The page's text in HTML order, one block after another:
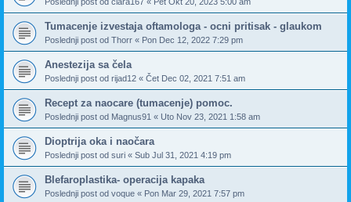
Tumacenje izvestaja oftamologa - ocni pritisak - glaukom
Poslednji post od Thorr « Pon Dec 12, 2022 7:29 pm
Anestezija sa čela
Poslednji post od rijad12 « Čet Dec 02, 2021 7:51 am
Recept za naocare (tumacenje) pomoc.
Poslednji post od Magnus91 « Uto Nov 23, 2021 1:58 am
Dioptrija oka i naočara
Poslednji post od suri « Sub Jul 31, 2021 4:19 pm
Blefaroplastika- operacija kapaka
Poslednji post od voque « Pon Mar 29, 2021 7:57 pm